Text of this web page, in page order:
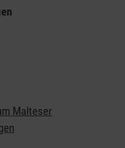
aus dem
bereit, um den
begleiten und zu
finanziert sich
und die
Malteser